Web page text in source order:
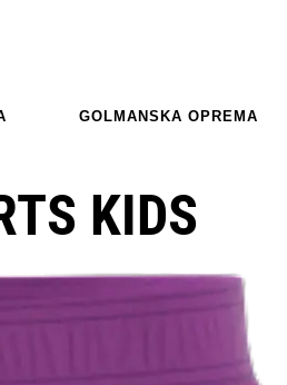
GOLMANSKA OPREMA
KIDS